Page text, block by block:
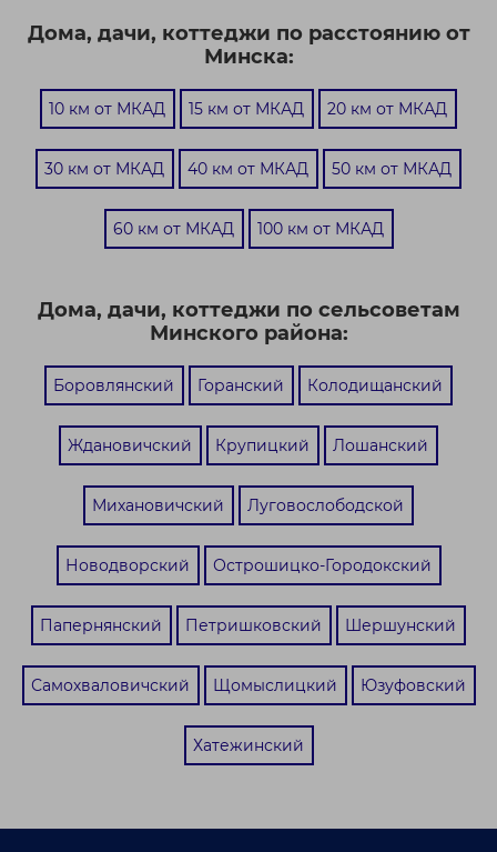
Дома, дачи, коттеджи по расстоянию от
Минска:
10 км от МКАД 15 км от МКАД 20 км от МКАД
30 км от МКАД 40 км от МКАД 50 км от МКАД
60 км от МКАД 100 км от МКАД
Дома, дачи, коттеджи по сельсоветам
Минского района:
Боровлянский Горанский Колодищанский
Ждановичский Крупицкий Лошанский
Михановичский Луговослободской
Новодворский Острошицко-Городокский
Папернянский Петришковский Шершунский
Самохваловичский Щомыслицкий Юзуфовский
Хатежинский